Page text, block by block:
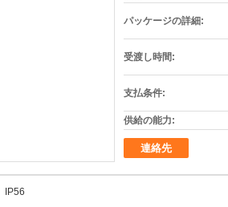
パッケージの詳細:
受渡し時間:
支払条件:
供給の能力:
連絡先
IP56